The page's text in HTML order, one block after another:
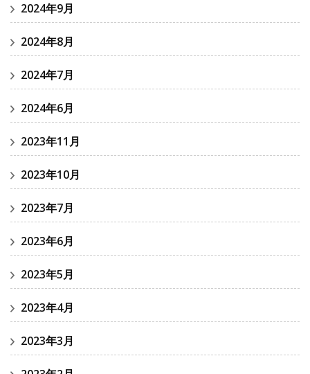
2024年9月
2024年8月
2024年7月
2024年6月
2023年11月
2023年10月
2023年7月
2023年6月
2023年5月
2023年4月
2023年3月